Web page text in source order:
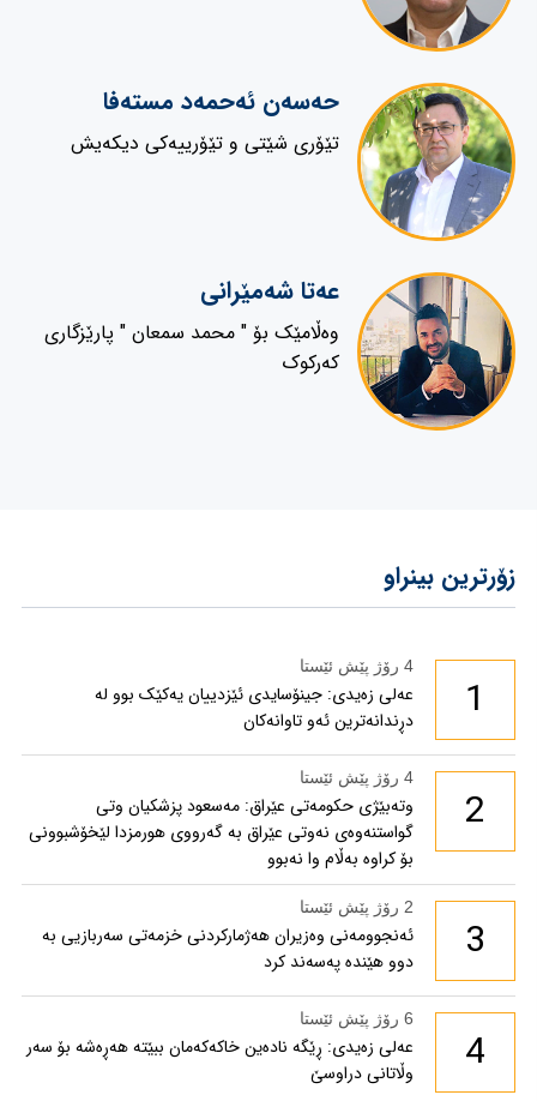
حەسەن ئەحمەد مستەفا
تێۆری شێتی و تێۆرییەکی دیکەیش
عەتا شەمێرانی
وەڵامێک بۆ " محمد سمعان " پارێزگاری
کەرکوک
زۆرترین بینراو
1
4 رۆژ پێش ئێستا
عەلی زەیدی: جینۆسایدی ئێزدییان یەکێک بوو لە
دڕندانەترین ئەو تاوانەکان
2
4 رۆژ پێش ئێستا
وتەبێژی حکومەتی عێراق: مەسعود پزشكیان وتی
گواستنەوەی نەوتی عێراق بە گەرووی هورمزدا لێخۆشبوونی
بۆ كراوە بەڵام وا نەبوو
3
2 رۆژ پێش ئێستا
ئەنجوومەنی وەزیران هەژمارکردنی خزمەتی سەربازیی بە
دوو هێندە پەسەند کرد
4
6 رۆژ پێش ئێستا
عەلی زەیدی: ڕێگە نادەین خاکەکەمان ببێتە هەڕەشە بۆ سەر
وڵاتانی دراوسێ